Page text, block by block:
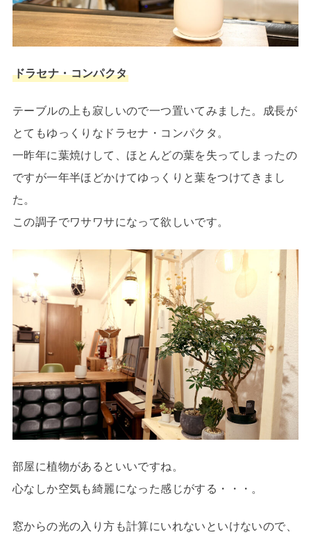
ドラセナ・コンパクタ
テーブルの上も寂しいので一つ置いてみました。成長が
とてもゆっくりなドラセナ・コンパクタ。
一昨年に葉焼けして、ほとんどの葉を失ってしまったの
ですが一年半ほどかけてゆっくりと葉をつけてきまし
た。
この調子でワサワサになって欲しいです。
部屋に植物があるといいですね。
心なしか空気も綺麗になった感じがする・・・。
窓からの光の入り方も計算にいれないといけないので、